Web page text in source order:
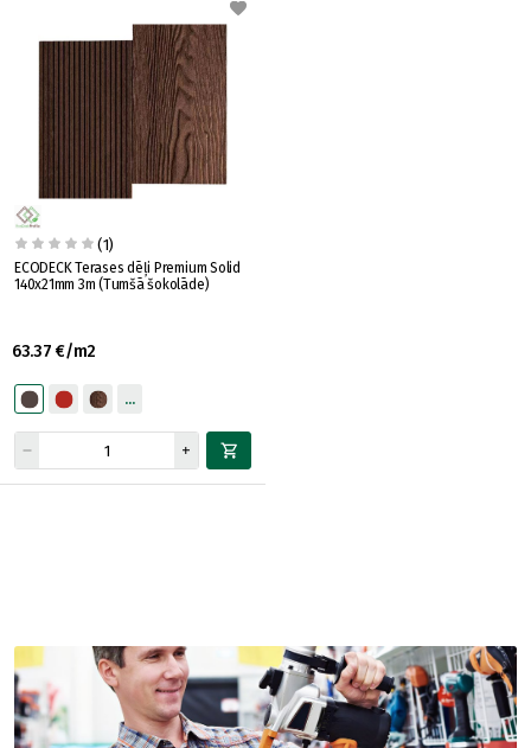
(1)
ECODECK Terases dēļi Premium Solid
140x21mm 3m (Tumšā šokolāde)
63.37 €/m2